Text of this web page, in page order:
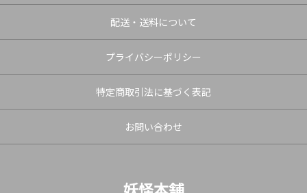
配送・送料について
プライバシーポリシー
特定商取引法に基づく表記
お問い合わせ
妖怪本舗